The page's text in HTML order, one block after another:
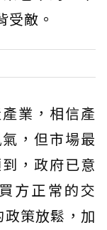
受敵。
業，相信產
，但市場最
，政府已意
方正常的交
策放鬆，加